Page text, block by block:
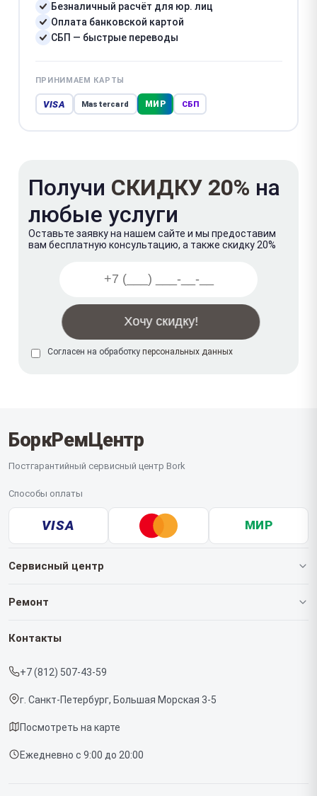
Безналичный расчёт для юр. лиц
Оплата банковской картой
СБП — быстрые переводы
ПРИНИМАЕМ КАРТЫ
VISA Mastercard МИР СБП
Получи СКИДКУ 20% на
любые услуги
Оставьте заявку на нашем сайте и мы предоставим
вам бесплатную консультацию, а также скидку 20%
Согласен на обработку персональных данных
БоркРемЦентр
Постгарантийный сервисный центр Bork
Способы оплаты
VISA МИР
Сервисный центр
О нашем сервисе
Срочный ремонт
Доставка и способы оплаты
Диагностика
Контакты
Ремонт
Роботов-пылесосов
Контакты
+7 (812) 507-43-59
г. Санкт-Петербург, Большая Морская 3-5
Посмотреть на карте
Ежедневно с 9:00 до 20:00